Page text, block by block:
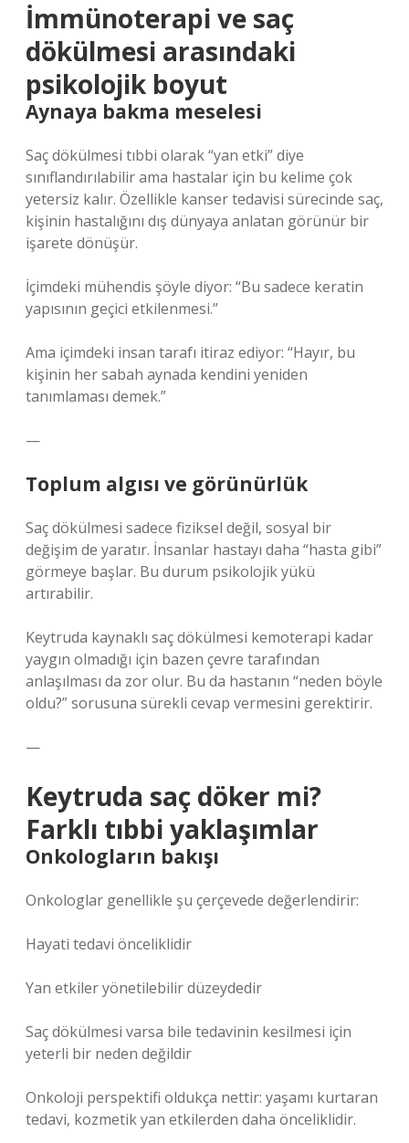
İmmünoterapi ve saç
dökülmesi arasındaki
psikolojik boyut
Aynaya bakma meselesi
Saç dökülmesi tıbbi olarak “yan etki” diye
sınıflandırılabilir ama hastalar için bu kelime çok
yetersiz kalır. Özellikle kanser tedavisi sürecinde saç,
kişinin hastalığını dış dünyaya anlatan görünür bir
işarete dönüşür.
İçimdeki mühendis şöyle diyor: “Bu sadece keratin
yapısının geçici etkilenmesi.”
Ama içimdeki insan tarafı itiraz ediyor: “Hayır, bu
kişinin her sabah aynada kendini yeniden
tanımlaması demek.”
—
Toplum algısı ve görünürlük
Saç dökülmesi sadece fiziksel değil, sosyal bir
değişim de yaratır. İnsanlar hastayı daha “hasta gibi”
görmeye başlar. Bu durum psikolojik yükü
artırabilir.
Keytruda kaynaklı saç dökülmesi kemoterapi kadar
yaygın olmadığı için bazen çevre tarafından
anlaşılması da zor olur. Bu da hastanın “neden böyle
oldu?” sorusuna sürekli cevap vermesini gerektirir.
—
Keytruda saç döker mi?
Farklı tıbbi yaklaşımlar
Onkologların bakışı
Onkologlar genellikle şu çerçevede değerlendirir:
Hayati tedavi önceliklidir
Yan etkiler yönetilebilir düzeydedir
Saç dökülmesi varsa bile tedavinin kesilmesi için
yeterli bir neden değildir
Onkoloji perspektifi oldukça nettir: yaşamı kurtaran
tedavi, kozmetik yan etkilerden daha önceliklidir.